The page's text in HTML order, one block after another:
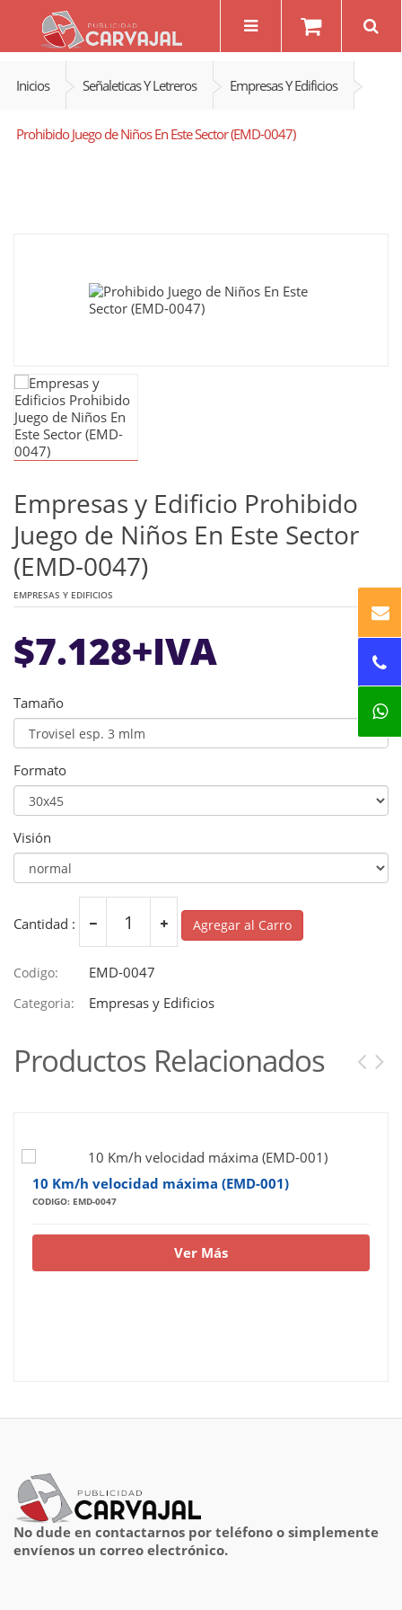
Inicios Señaleticas Y Letreros Empresas Y Edificios
Prohibido Juego de Niños En Este Sector (EMD-0047)
Empresas y Edificio Prohibido
Juego de Niños En Este Sector
(EMD-0047)
EMPRESAS Y EDIFICIOS
$7.128+IVA
Tamaño
Formato
Visión
Cantidad : Agregar al Carro
Codigo: EMD-0047
Categoria: Empresas y Edificios
Productos Relacionados
10 Km/h velocidad máxima (EMD-001)
CODIGO: EMD-0047
Ver Más
No dude en contactarnos por teléfono o simplemente
envíenos un correo electrónico.